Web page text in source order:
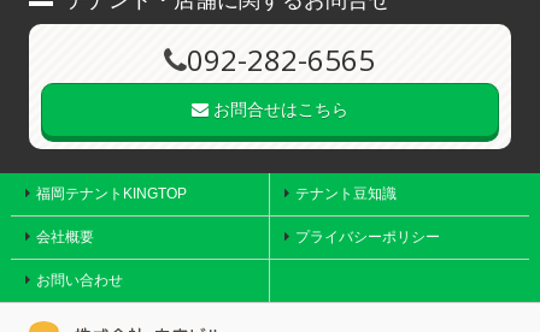
092-282-6565
お問合せはこちら
福岡テナントKINGTOP テナント豆知識
会社概要 プライバシーポリシー
お問い合わせ